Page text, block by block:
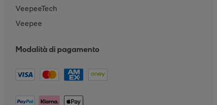
VeepeeTech
Veepee
Modalità di pagamento